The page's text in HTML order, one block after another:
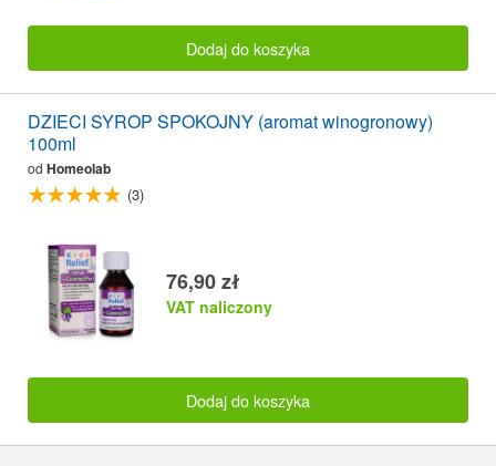
Dodaj do koszyka
DZIECI SYROP SPOKOJNY (aromat winogronowy)
100ml
od Homeolab
(3)
76,90 zł
VAT naliczony
Dodaj do koszyka